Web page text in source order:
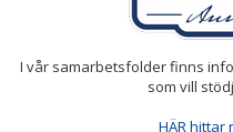
I vår samarbetsfolder finns
som vill
HÄR hittar